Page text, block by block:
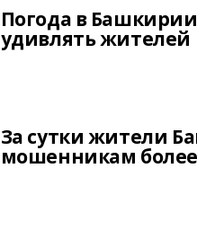
Погода в
удивлять жителей
За сутки жители
мошенникам